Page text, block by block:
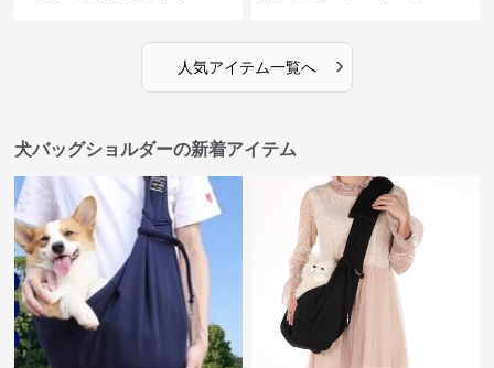
人気アイテム一覧へ ›
犬バッグショルダーの新着アイテム